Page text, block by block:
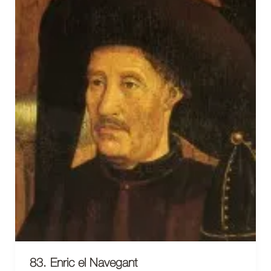
83. Enric el Navegant